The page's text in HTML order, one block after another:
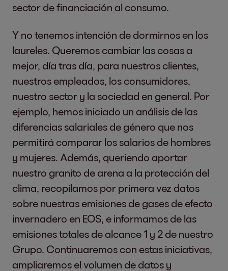
sector de financiación al consumo.
Y no tenemos intención de dormirnos en los
laureles. Queremos cambiar las cosas a
mejor, día tras día, para nuestros clientes,
nuestros empleados, los consumidores,
nuestro sector y la sociedad en general. Por
ejemplo, hemos iniciado un análisis de las
diferencias salariales de género que nos
permitirá comparar los salarios de hombres
y mujeres. Además, queriendo aportar
nuestro granito de arena a la protección del
clima, recopilamos por primera vez datos
sobre nuestras emisiones de gases de efecto
invernadero en EOS, e informamos de las
emisiones totales de alcance 1 y 2 de nuestro
Grupo. Continuaremos con estas iniciativas,
ampliaremos el volumen de datos y